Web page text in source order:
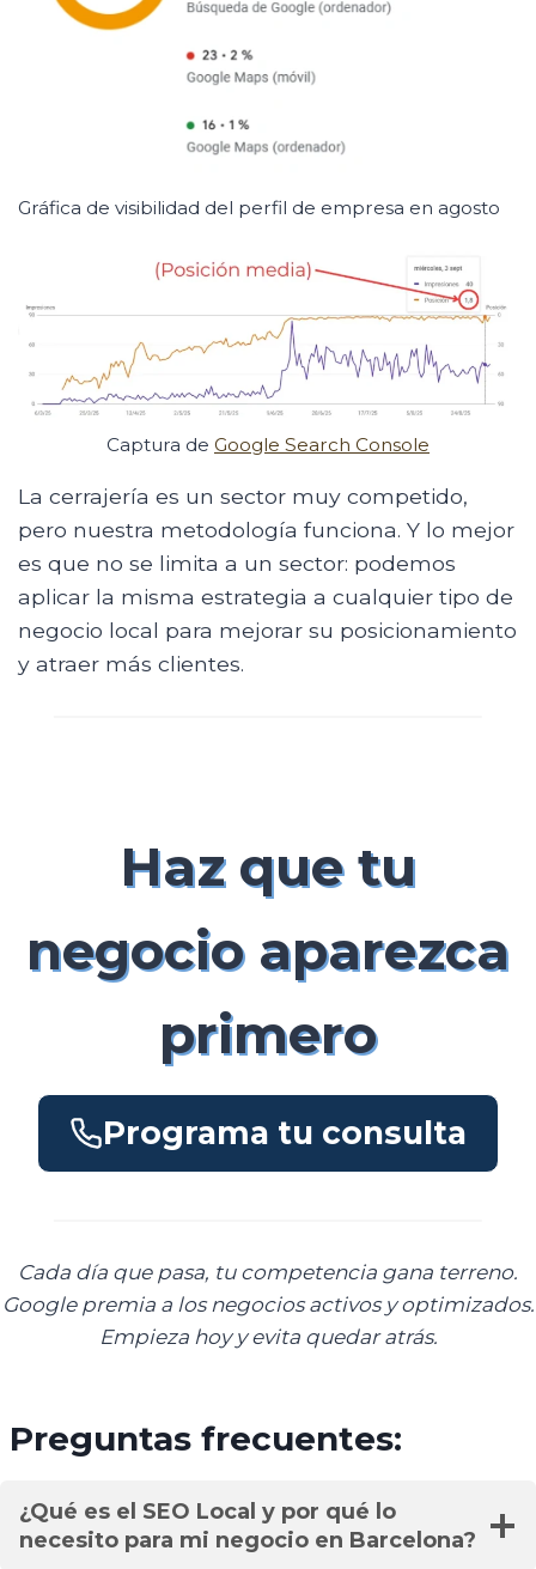
Gráfica de visibilidad del perfil de empresa en agosto
Captura de Google Search Console
La cerrajería es un sector muy competido,
pero nuestra metodología funciona. Y lo mejor
es que no se limita a un sector: podemos
aplicar la misma estrategia a cualquier tipo de
negocio local para mejorar su posicionamiento
y atraer más clientes.
Haz que tu
negocio aparezca
primero
Programa tu consulta
Cada día que pasa, tu competencia gana terreno.
Google premia a los negocios activos y optimizados.
Empieza hoy y evita quedar atrás.
Preguntas frecuentes:
¿Qué es el SEO Local y por qué lo
necesito para mi negocio en Barcelona?